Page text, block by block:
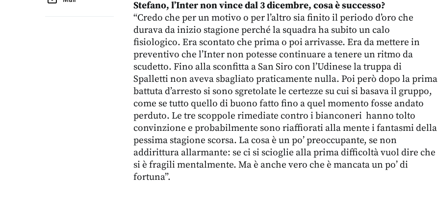
Stefano, l’Inter non vince dal 3 dicembre, cosa è successo?
“Credo che per un motivo o per l’altro sia finito il periodo d’oro che
durava da inizio stagione perché la squadra ha subito un calo
fisiologico. Era scontato che prima o poi arrivasse. Era da mettere in
preventivo che l’Inter non potesse continuare a tenere un ritmo da
scudetto. Fino alla sconfitta a San Siro con l’Udinese la truppa di
Spalletti non aveva sbagliato praticamente nulla. Poi però dopo la prima
battuta d’arresto si sono sgretolate le certezze su cui si basava il gruppo,
come se tutto quello di buono fatto fino a quel momento fosse andato
perduto. Le tre scoppole rimediate contro i bianconeri hanno tolto
convinzione e probabilmente sono riaffiorati alla mente i fantasmi della
pessima stagione scorsa. La cosa è un po’ preoccupante, se non
addirittura allarmante: se ci si scioglie alla prima difficoltà vuol dire che
si è fragili mentalmente. Ma è anche vero che è mancata un po’ di
fortuna”.